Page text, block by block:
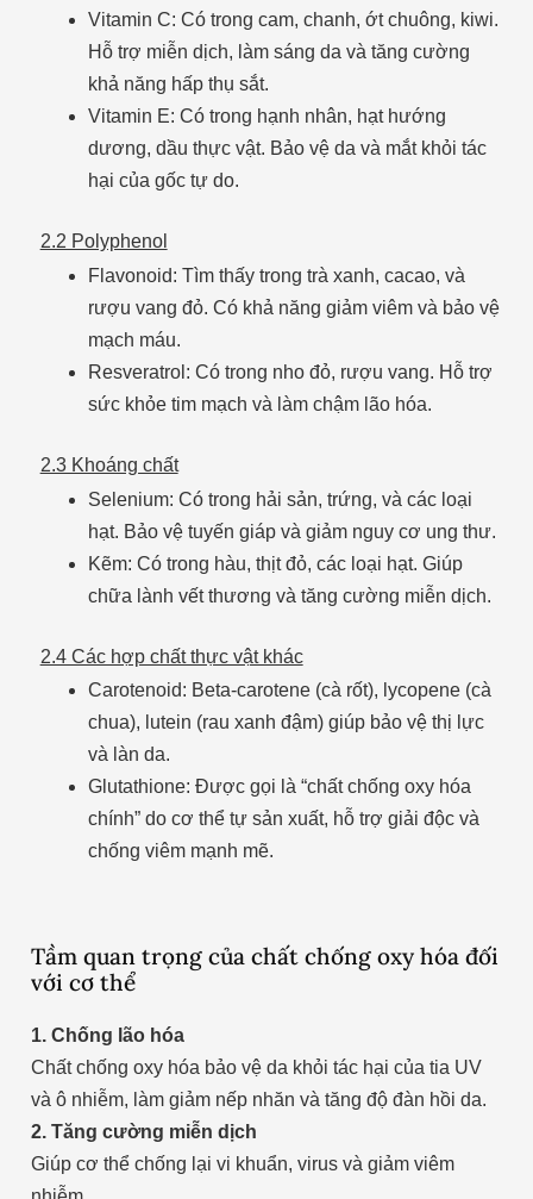
Vitamin C: Có trong cam, chanh, ớt chuông, kiwi.
Hỗ trợ miễn dịch, làm sáng da và tăng cường
khả năng hấp thụ sắt.
Vitamin E: Có trong hạnh nhân, hạt hướng
dương, dầu thực vật. Bảo vệ da và mắt khỏi tác
hại của gốc tự do.
2.2 Polyphenol
Flavonoid: Tìm thấy trong trà xanh, cacao, và
rượu vang đỏ. Có khả năng giảm viêm và bảo vệ
mạch máu.
Resveratrol: Có trong nho đỏ, rượu vang. Hỗ trợ
sức khỏe tim mạch và làm chậm lão hóa.
2.3 Khoáng chất
Selenium: Có trong hải sản, trứng, và các loại
hạt. Bảo vệ tuyến giáp và giảm nguy cơ ung thư.
Kẽm: Có trong hàu, thịt đỏ, các loại hạt. Giúp
chữa lành vết thương và tăng cường miễn dịch.
2.4 Các hợp chất thực vật khác
Carotenoid: Beta-carotene (cà rốt), lycopene (cà
chua), lutein (rau xanh đậm) giúp bảo vệ thị lực
và làn da.
Glutathione: Được gọi là “chất chống oxy hóa
chính” do cơ thể tự sản xuất, hỗ trợ giải độc và
chống viêm mạnh mẽ.
Tầm quan trọng của chất chống oxy hóa đối
với cơ thể
1. Chống lão hóa
Chất chống oxy hóa bảo vệ da khỏi tác hại của tia UV
và ô nhiễm, làm giảm nếp nhăn và tăng độ đàn hồi da.
2. Tăng cường miễn dịch
Giúp cơ thể chống lại vi khuẩn, virus và giảm viêm